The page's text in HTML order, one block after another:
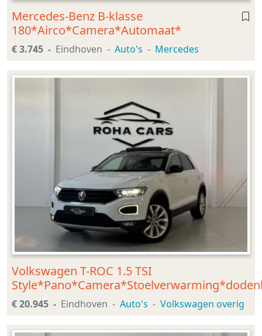
Mercedes-Benz B-klasse
180*Airco*Camera*Automaat*
€ 3.745 Eindhoven Auto's Mercedes
Volkswagen T-ROC 1.5 TSI
€ 20.945 Eindhoven Auto's Volkswagen overig